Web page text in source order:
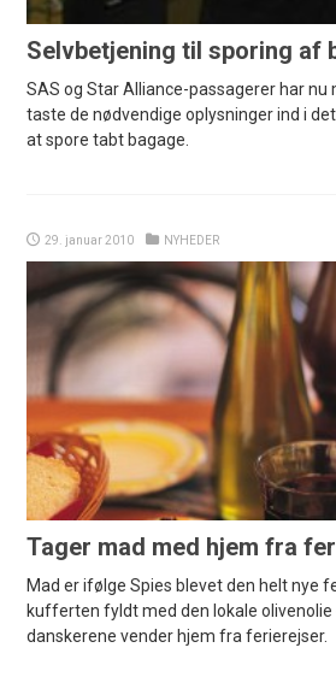
Selvbetjening til sporing af
SAS og Star Alliance-passagerer har nu
taste de nødvendige oplysninger ind i
at spore tabt bagage.
29. januar 2010 NYHEDER
Tager mad med hjem fra
Mad er ifølge Spies blevet den helt nye
kufferten fyldt med den lokale olivenolie
danskerene vender hjem fra ferierejser.